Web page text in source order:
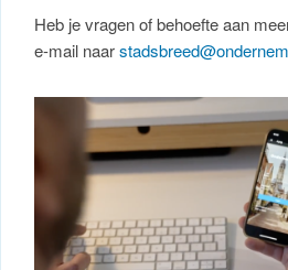
Heb je vragen of behoefte aan
e-mail naar